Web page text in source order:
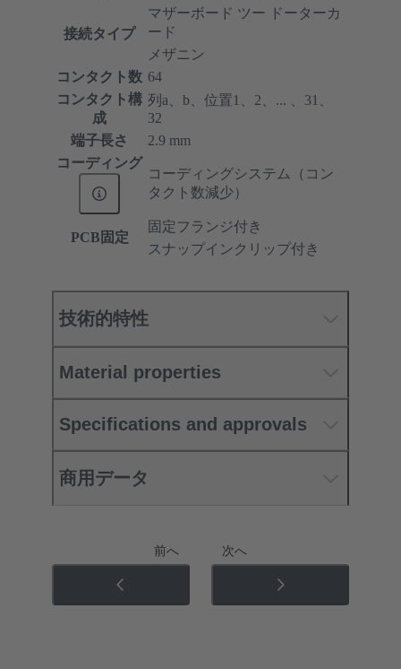
接続タイプ
マザーボード ツー ドーターカ
ード
メザニン
コンタクト数 64
コンタクト構
成
列a、b、位置1、2、... 、31、
32
端子長さ
2.9 mm
コーディング
コーディングシステム（コン
タクト数減少）
PCB固定
固定フランジ付き
スナップインクリップ付き
技術的特性
Material properties
Specifications and approvals
商用データ
前へ 次へ